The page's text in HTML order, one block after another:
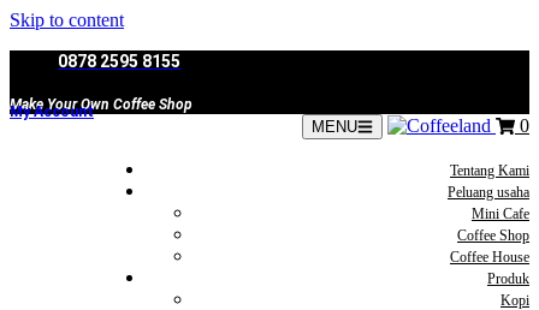
Skip to content
0878 2595 8155
Make Your Own Coffee Shop
My Account
MENU 0
Tentang Kami
Peluang usaha
Mini Cafe
Coffee Shop
Coffee House
Produk
Kopi